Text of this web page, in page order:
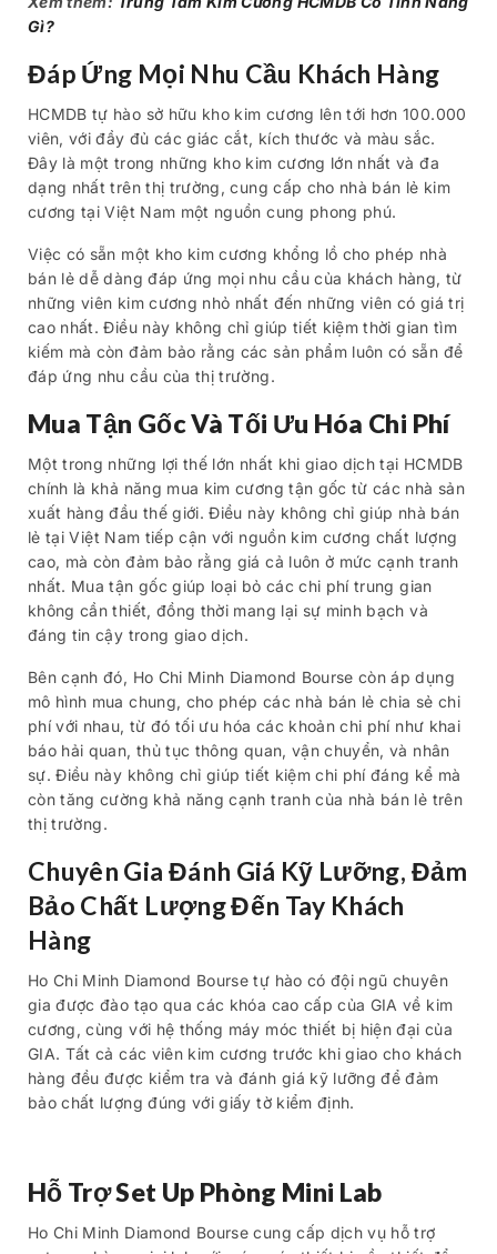
Gì?
Đáp Ứng Mọi Nhu Cầu Khách Hàng
HCMDB tự hào sở hữu kho kim cương lên tới hơn 100.000
viên, với đầy đủ các giác cắt, kích thước và màu sắc.
Đây là một trong những kho kim cương lớn nhất và đa
dạng nhất trên thị trường, cung cấp cho nhà bán lẻ kim
cương tại Việt Nam một nguồn cung phong phú.
Việc có sẵn một kho kim cương khổng lồ cho phép nhà
bán lẻ dễ dàng đáp ứng mọi nhu cầu của khách hàng, từ
những viên kim cương nhỏ nhất đến những viên có giá trị
cao nhất. Điều này không chỉ giúp tiết kiệm thời gian tìm
kiếm mà còn đảm bảo rằng các sản phẩm luôn có sẵn để
đáp ứng nhu cầu của thị trường.
Mua Tận Gốc Và Tối Ưu Hóa Chi Phí
Một trong những lợi thế lớn nhất khi giao dịch tại HCMDB
chính là khả năng mua kim cương tận gốc từ các nhà sản
xuất hàng đầu thế giới. Điều này không chỉ giúp nhà bán
lẻ tại Việt Nam tiếp cận với nguồn kim cương chất lượng
cao, mà còn đảm bảo rằng giá cả luôn ở mức cạnh tranh
nhất. Mua tận gốc giúp loại bỏ các chi phí trung gian
không cần thiết, đồng thời mang lại sự minh bạch và
đáng tin cậy trong giao dịch.
Bên cạnh đó, Ho Chi Minh Diamond Bourse còn áp dụng
mô hình mua chung, cho phép các nhà bán lẻ chia sẻ chi
phí với nhau, từ đó tối ưu hóa các khoản chi phí như khai
báo hải quan, thủ tục thông quan, vận chuyển, và nhân
sự. Điều này không chỉ giúp tiết kiệm chi phí đáng kể mà
còn tăng cường khả năng cạnh tranh của nhà bán lẻ trên
thị trường.
Chuyên Gia Đánh Giá Kỹ Lưỡng, Đảm
Bảo Chất Lượng Đến Tay Khách
Hàng
Ho Chi Minh Diamond Bourse tự hào có đội ngũ chuyên
gia được đào tạo qua các khóa cao cấp của GIA về kim
cương, cùng với hệ thống máy móc thiết bị hiện đại của
GIA. Tất cả các viên kim cương trước khi giao cho khách
hàng đều được kiểm tra và đánh giá kỹ lưỡng để đảm
bảo chất lượng đúng với giấy tờ kiểm định.
Hỗ Trợ Set Up Phòng Mini Lab
Ho Chi Minh Diamond Bourse cung cấp dịch vụ hỗ trợ